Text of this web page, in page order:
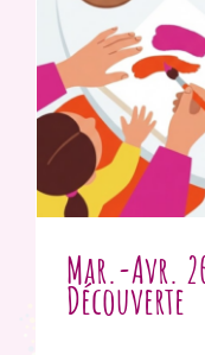
Mar.-Avr.
Découverte